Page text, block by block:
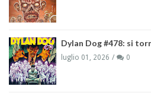
Dylan Dog #478: si
luglio 01, 2026 0